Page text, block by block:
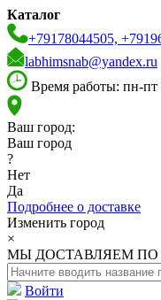
Каталог
+79178044505,
labhimsnab@yandex.ru
Время работы: пн-пт
Ваш город:
Ваш город
?
Нет
Да
Подробнее о доставке
Изменить город
×
МЫ ДОСТАВЛЯЕМ ПО
Войти